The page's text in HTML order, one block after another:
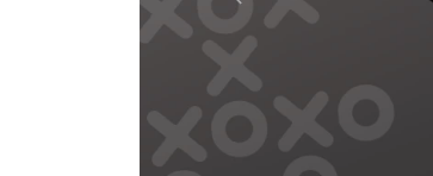
Previous